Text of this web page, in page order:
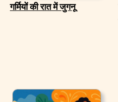
गर्मियों की रात में जुगनू